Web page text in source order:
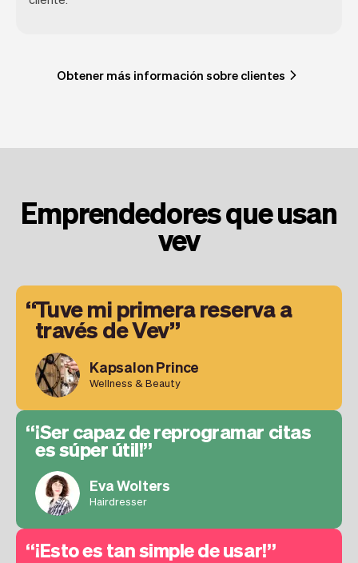
Obtener más información sobre clientes
Emprendedores que usan
vev
Tuve mi primera reserva a
través de Vev
Kapsalon Prince
Wellness & Beauty
¡Ser capaz de reprogramar citas
es súper útil!
Eva Wolters
Hairdresser
¡Esto es tan simple de usar!